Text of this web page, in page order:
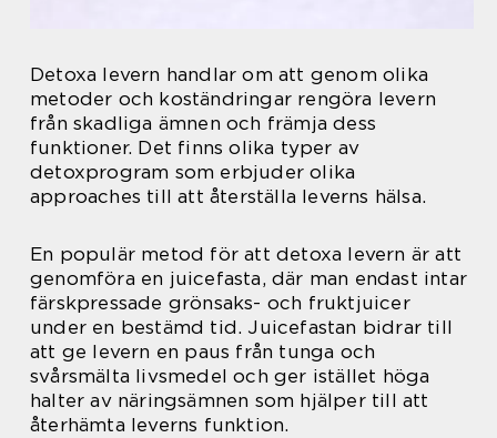
Detoxa levern handlar om att genom olika
metoder och koständringar rengöra levern
från skadliga ämnen och främja dess
funktioner. Det finns olika typer av
detoxprogram som erbjuder olika
approaches till att återställa leverns hälsa.
En populär metod för att detoxa levern är att
genomföra en juicefasta, där man endast intar
färskpressade grönsaks- och fruktjuicer
under en bestämd tid. Juicefastan bidrar till
att ge levern en paus från tunga och
svårsmälta livsmedel och ger istället höga
halter av näringsämnen som hjälper till att
återhämta leverns funktion.